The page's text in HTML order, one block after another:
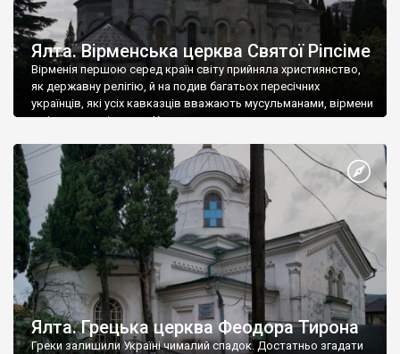
Ялта. Вірменська церква Святої Ріпсіме
Вірменія першою серед країн світу прийняла християнство,
як державну релігію, й на подив багатьох пересічних
українців, які усіх кавказців вважають мусульманами, вірмени
є відданими вірянами Христа
Ялта. Грецька церква Феодора Тирона
Греки залишили Україні чималий спадок. Достатньо згадати